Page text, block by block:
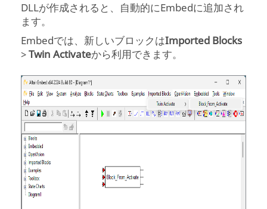
DLLが作成されると、自動的にEmbedに追加され
ます。
Embedでは、新しいブロックはImported Blocks
>Twin Activateから利用できます。